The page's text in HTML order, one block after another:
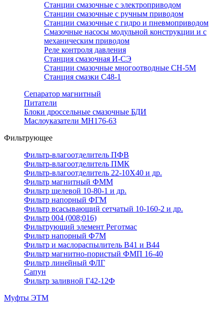
Станции смазочные с электроприводом
Станции смазочные с ручным приводом
Станции смазочные с гидро и пневмоприводом
Смазочные насосы модульной конструкции и с
механическим приводом
Реле контроля давления
Станция смазочная И-СЭ
Станции смазочные многоотводные СН-5М
Станция смазки С48-1
Сепаратор магнитный
Питатели
Блоки дроссельные смазочные БДИ
Маслоуказатели МН176-63
Фильтрующее
Фильтр-влагоотделитель ПФВ
Фильтр-влагоотделитель ПМК
Фильтр-влагоотделитель 22-10Х40 и др.
Фильтр магнитный ФММ
Фильтр щелевой 10-80-1 и др.
Фильтр напорный ФГМ
Фильтр всасывающий сетчатый 10-160-2 и др.
Фильтр 004 (008;016)
Фильтрующий элемент Реготмас
Фильтр напорный Ф7М
Фильтр и маслораспылитель В41 и В44
Фильтр магнитно-пористый ФМП 16-40
Фильтр линейный ФЛГ
Сапун
Фильтр заливной Г42-12Ф
Муфты ЭТМ